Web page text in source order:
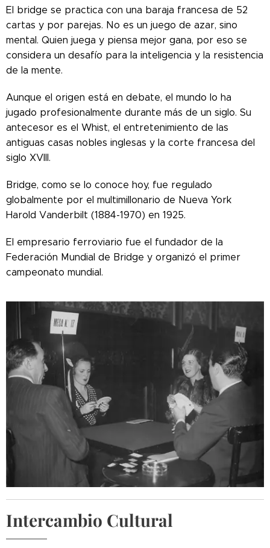
El bridge se practica con una baraja francesa de 52
cartas y por parejas. No es un juego de azar, sino
mental. Quien juega y piensa mejor gana, por eso se
considera un desafío para la inteligencia y la resistencia
de la mente.
Aunque el origen está en debate, el mundo lo ha
jugado profesionalmente durante más de un siglo. Su
antecesor es el Whist, el entretenimiento de las
antiguas casas nobles inglesas y la corte francesa del
siglo XVIII.
Bridge, como se lo conoce hoy, fue regulado
globalmente por el multimillonario de Nueva York
Harold Vanderbilt (1884-1970) en 1925.
El empresario ferroviario fue el fundador de la
Federación Mundial de Bridge y organizó el primer
campeonato mundial.
Intercambio Cultural